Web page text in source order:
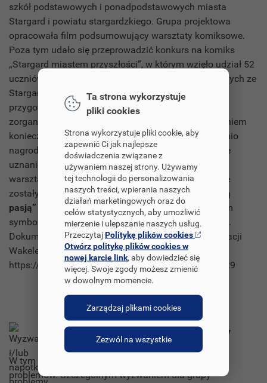
szkół podstawowych i ponadpodstawowych miasta
Stargard i powiatu stargardzkiego. Grupa projektowa
opracowała film podsumowujący warsztaty komiksowe.
Poza tym udało się przeprowadzić konkurs na komiks
„Stargard miastem przyszłości”, w którym wzięło udział 52
uczniów ze szkół podstawowych i ponadpodstawowych ze
Stargardu i powiatu stargardzkiego. Udało nam się
przygotować wystawę pokonkursową w Starostwie i
zorganizować podsumowanie konkursu, z zachowaniem
koniecznego dystansu i bezpieczeństwa, bezpośrednio
nagrodzić autorów historii, które zdobyły szczególne
uznanie komisji konkursowej. Z podsumowania
warsztatów powstał film. W ZS nr 1 przeprowadzone
zostały również kreatywne warsztaty„Stargard moją
pasją” , uczniowie tworzyli wisiorki z wykorzystaniem
symboli miasta Stargard m.in. zabytków, herbu, flagi.
Dokumentacja projektu opracowana została w aplikacji
Wakelet:
https://wakelet.com/wake/H3fgkLgYMe31uSxfSse29
Wyzwania i/lub napotkane problemy
W tym roku realizowaliśmy projekt bez większych
problemów. Szczególnym wyzwaniem dla grupy
Ta strona wykorzystuje
pliki cookies
Strona wykorzystuje pliki cookie, aby
zapewnić Ci jak najlepsze
doświadczenia związane z
używaniem naszej strony. Używamy
tej technologii do personalizowania
naszych treści, wpierania naszych
działań marketingowych oraz do
celów statystycznych, aby umożliwić
mierzenie i ulepszanie naszych usług.
PrzeczytajPolitykę plików cookies
Otwórz politykę plików cookies w
nowej karcie link , aby dowiedzieć się
więcej. Swoje zgody możesz zmienić
w dowolnym momencie.
Zarządzaj plikami cookies
Zezwól na wszystkie